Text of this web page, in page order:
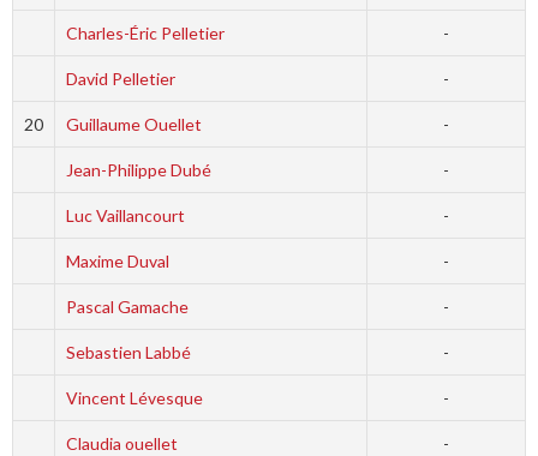
Charles-Éric Pelletier -
David Pelletier -
20 Guillaume Ouellet -
Jean-Philippe Dubé -
Luc Vaillancourt -
Maxime Duval -
Pascal Gamache -
Sebastien Labbé -
Vincent Lévesque -
Claudia ouellet -